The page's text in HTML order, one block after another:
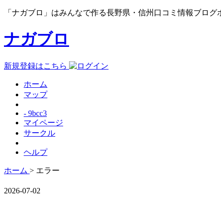
「ナガブロ」はみんなで作る長野県・信州口コミ情報ブログ
ナガブロ
新規登録はこちら
ホーム
マップ
- 9bcc3
マイページ
サークル
ヘルプ
ホーム > エラー
2026-07-02